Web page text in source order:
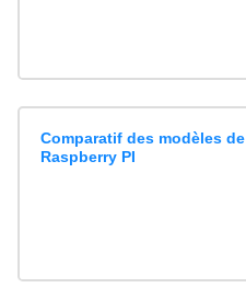
Comparatif des modèles de
Raspberry PI